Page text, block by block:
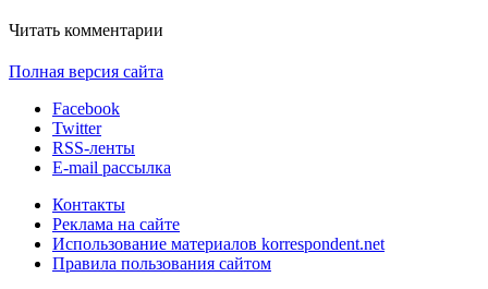
Читать комментарии
Полная версия сайта
Facebook
Twitter
RSS-ленты
E-mail рассылка
Контакты
Реклама на сайте
Использование материалов korrespondent.net
Правила пользования сайтом